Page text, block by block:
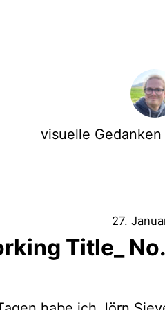
visuelle Gedanken
27.
Title_